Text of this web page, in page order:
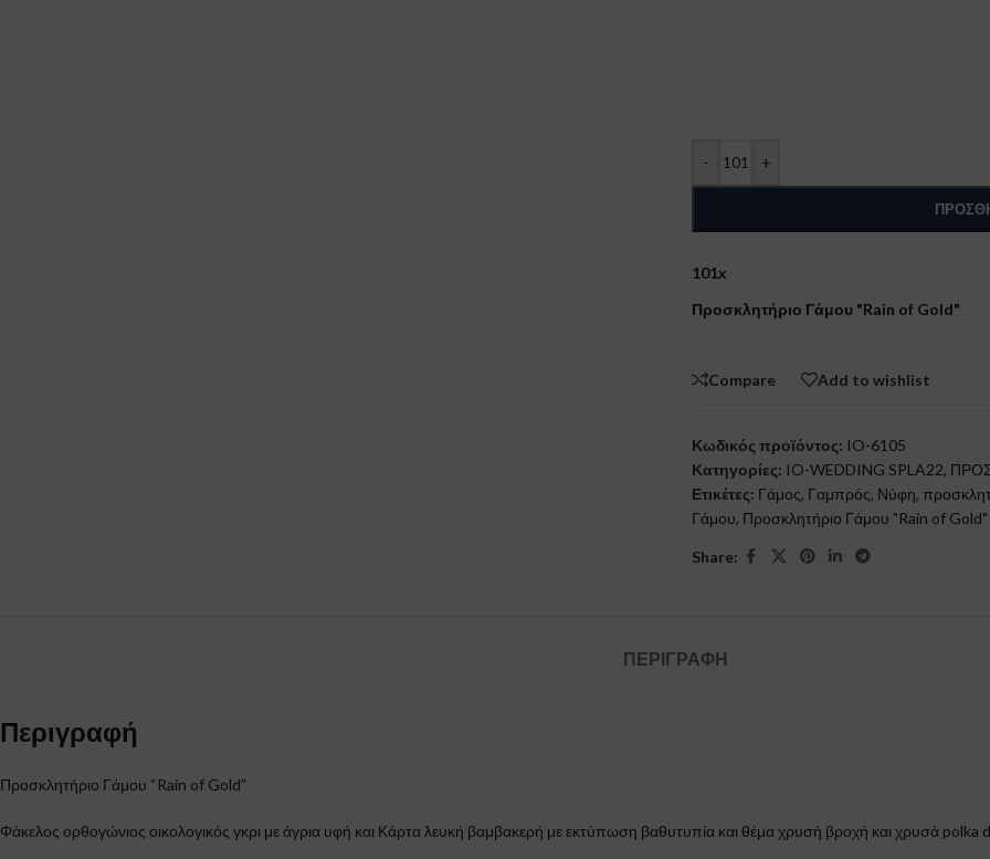
- +
101x
Προσκλητήριο Γάμου "Rain of Gold"
Compare Add to wishlist
Κωδικός προϊόντος: IO-6105
Κατηγορίες: IO-WEDDING SPLA22,
Ετικέτες: Γάμος, Γαμπρός, Νύφη,
Γάμου, Προσκλητήριο Γάμου "Rain of Gold"
Share:
ΠΕΡΙΓΡΑΦΉ
Περιγραφή
Προσκλητήριο Γάμου “Rain of Gold”
Φάκελος ορθογώνιος οικολογικός γκρι με άγρια υφή και Κάρτα λευκή βαμβακερή με εκτύπωση βαθυτυπία και θέμα χρυσή βροχή και χρυσά polka